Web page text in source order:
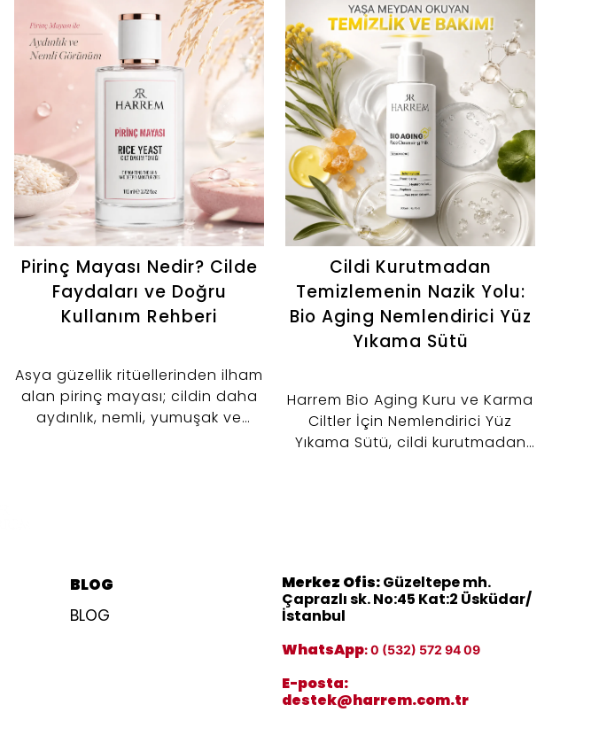
Pirinç Mayası Nedir? Cilde
Faydaları ve Doğru
Kullanım Rehberi
Asya güzellik ritüellerinden ilham
alan pirinç mayası; cildin daha
aydınlık, nemli, yumuşak ve
görünümüne yönelik bakım
yapmak isteyenler için
Cildi Kurutmadan
Temizlemenin Nazik Yolu:
Bio Aging Nemlendirici Yüz
Yıkama Sütü
Harrem Bio Aging Kuru ve Karma
Ciltler İçin Nemlendirici Yüz
Yıkama Sütü, cildi kurutmadan
BLOG
BLOG
Merkez Ofis:Güzeltepe mh.
Çaprazlı sk. No:45 Kat:2 Üsküdar/
İstanbul
WhatsApp:0 (532) 572 94 09
E-posta:
destek@harrem.com.tr